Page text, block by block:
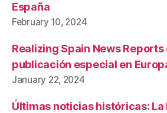
España
February 10, 2024
Realizing Spain News Reports
publicación especial en
January 22, 2024
Últimas noticias históricas: La